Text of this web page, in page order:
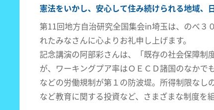
憲法をいかし、安心して住み続けられる地域、
第11回地方自治研究全国集会in埼玉は、のべ３
れたみなさんに心よりお礼申し上げます。
記念講演の阿部彩さんは、「既存の社会保障制
が、ワーキングプア率はＯＥＣＤ諸国のなか
などの労働規制が第１の防波堤。所得制限な
など教育に関する投資など、さまざまな制度を